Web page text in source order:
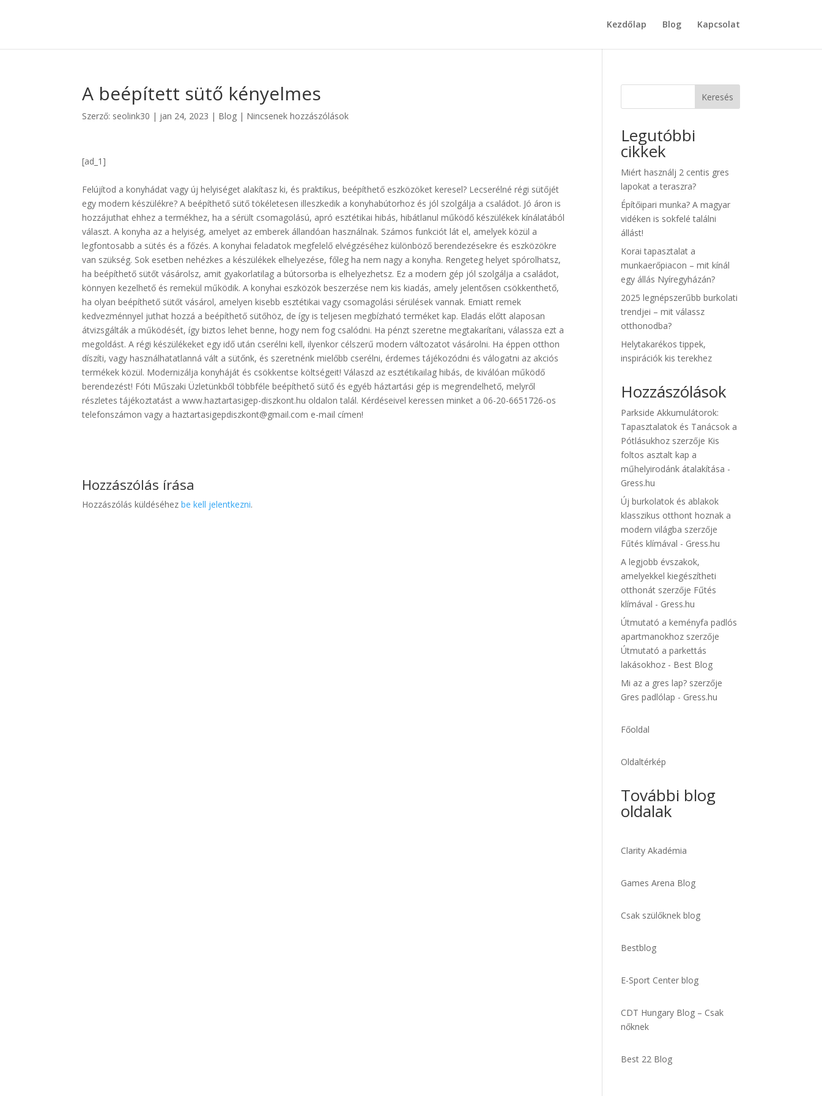
Kezdőlap Blog Kapcsolat
A beépített sütő kényelmes
Szerző: seolink30 | jan 24, 2023 | Blog | Nincsenek hozzászólások
[ad_1]
Felújítod a konyhádat vagy új helyiséget alakítasz ki, és praktikus, beépíthető eszközöket keresel? Lecserélné régi sütőjét
egy modern készülékre? A beépíthető sütő tökéletesen illeszkedik a konyhabútorhoz és jól szolgálja a családot. Jó áron is
hozzájuthat ehhez a termékhez, ha a sérült csomagolású, apró esztétikai hibás, hibátlanul működő készülékek kínálatából
választ. A konyha az a helyiség, amelyet az emberek állandóan használnak. Számos funkciót lát el, amelyek közül a
legfontosabb a sütés és a főzés. A konyhai feladatok megfelelő elvégzéséhez különböző berendezésekre és eszközökre
van szükség. Sok esetben nehézkes a készülékek elhelyezése, főleg ha nem nagy a konyha. Rengeteg helyet spórolhatsz,
ha beépíthető sütőt vásárolsz, amit gyakorlatilag a bútorsorba is elhelyezhetsz. Ez a modern gép jól szolgálja a családot,
könnyen kezelhető és remekül működik. A konyhai eszközök beszerzése nem kis kiadás, amely jelentősen csökkenthető,
ha olyan beépíthető sütőt vásárol, amelyen kisebb esztétikai vagy csomagolási sérülések vannak. Emiatt remek
kedvezménnyel juthat hozzá a beépíthető sütőhöz, de így is teljesen megbízható terméket kap. Eladás előtt alaposan
átvizsgálták a működését, így biztos lehet benne, hogy nem fog csalódni. Ha pénzt szeretne megtakarítani, válassza ezt a
megoldást. A régi készülékeket egy idő után cserélni kell, ilyenkor célszerű modern változatot vásárolni. Ha éppen otthon
díszíti, vagy használhatatlanná vált a sütőnk, és szeretnénk mielőbb cserélni, érdemes tájékozódni és válogatni az akciós
termékek közül. Modernizálja konyháját és csökkentse költségeit! Válaszd az esztétikailag hibás, de kiválóan működő
berendezést! Fóti Műszaki Üzletünkből többféle beépíthető sütő és egyéb háztartási gép is megrendelhető, melyről
részletes tájékoztatást a www.haztartasigep-diszkont.hu oldalon talál. Kérdéseivel keressen minket a 06-20-6651726-os
telefonszámon vagy a haztartasigepdiszkont@gmail.com e-mail címen!
Hozzászólás írása
Hozzászólás küldéséhezbe kell jelentkezni.
Keresés
Legutóbbi
cikkek
Miért használj 2 centis gres
lapokat a teraszra?
Építőipari munka? A magyar
vidéken is sokfelé találni
állást!
Korai tapasztalat a
munkaerőpiacon – mit kínál
egy állás Nyíregyházán?
2025 legnépszerűbb burkolati
trendjei – mit válassz
otthonodba?
Helytakarékos tippek,
inspirációk kis terekhez
Hozzászólások
Parkside Akkumulátorok:
Tapasztalatok és Tanácsok a
Pótlásukhoz szerzője Kis
foltos asztalt kap a
műhelyirodánk átalakítása -
Gress.hu
Új burkolatok és ablakok
klasszikus otthont hoznak a
modern világba szerzője
Fűtés klímával - Gress.hu
A legjobb évszakok,
amelyekkel kiegészítheti
otthonát szerzője Fűtés
klímával - Gress.hu
Útmutató a keményfa padlós
apartmanokhoz szerzője
Útmutató a parkettás
lakásokhoz - Best Blog
Mi az a gres lap? szerzője
Gres padlólap - Gress.hu
Főoldal
Oldaltérkép
További blog
oldalak
Clarity Akadémia
Games Arena Blog
Csak szülőknek blog
Bestblog
E-Sport Center blog
CDT Hungary Blog – Csak
nőknek
Best 22 Blog